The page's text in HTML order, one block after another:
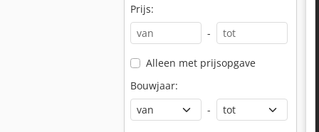
Prijs:
-
Alleen met prijsopgave
Bouwjaar:
-